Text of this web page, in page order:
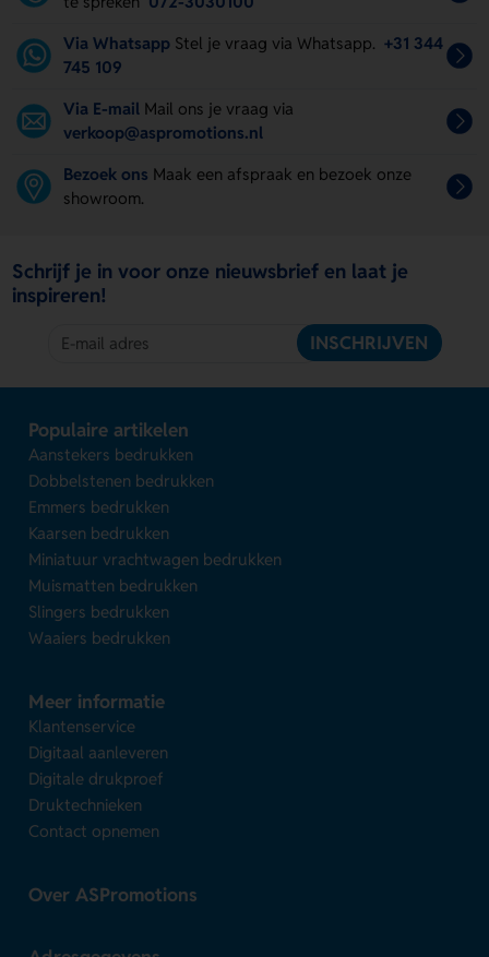
Via Whatsapp Stel je vraag via Whatsapp. +31 344
745 109
Via E-mail Mail ons je vraag via
verkoop@aspromotions.nl
Bezoek ons Maak een afspraak en bezoek onze
showroom.
Schrijf je in voor onze nieuwsbrief en laat je
inspireren!
INSCHRIJVEN
Populaire artikelen
Aanstekers bedrukken
Dobbelstenen bedrukken
Emmers bedrukken
Kaarsen bedrukken
Miniatuur vrachtwagen bedrukken
Muismatten bedrukken
Slingers bedrukken
Waaiers bedrukken
Meer informatie
Klantenservice
Digitaal aanleveren
Digitale drukproef
Druktechnieken
Contact opnemen
Over ASPromotions